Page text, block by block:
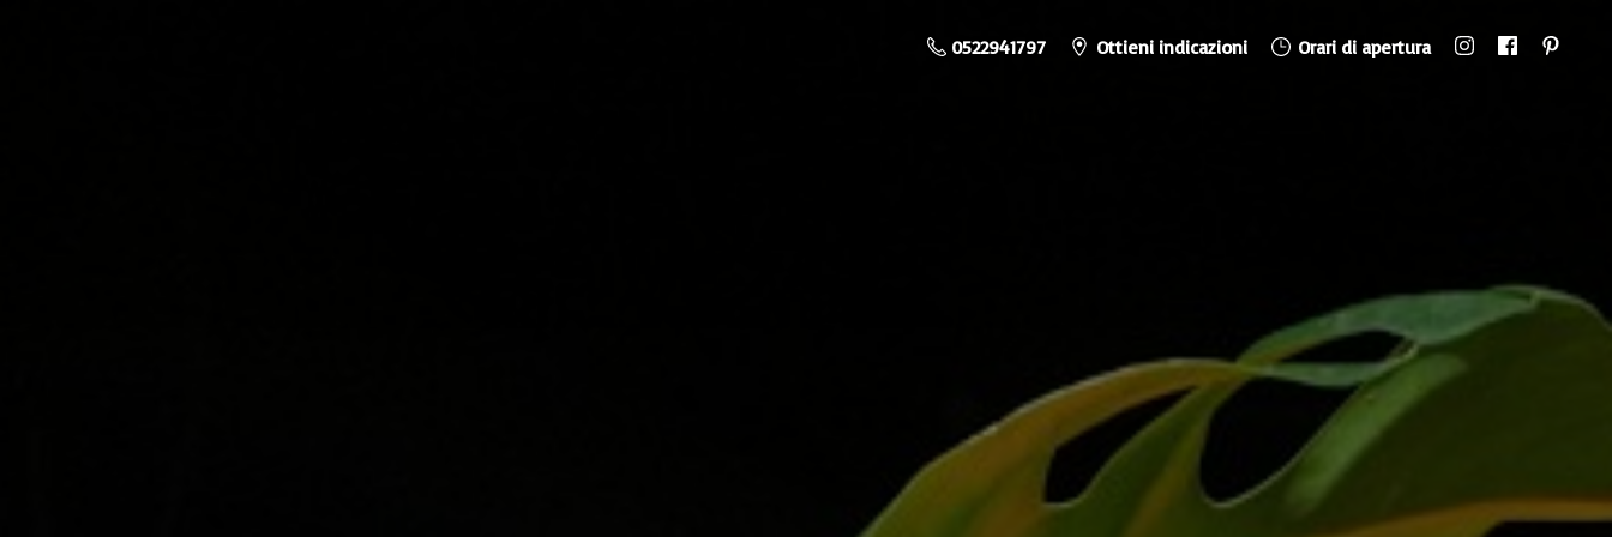
0522941797 Ottieni indicazioni Orari di apertura